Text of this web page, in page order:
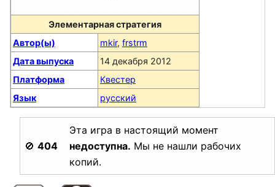
Элементарная стратегия
Автор(ы)
mkir, frstrm
Дата выпуска
14 декабря 2012
Платформа
Квестер
Язык
русский
🚫 404
Эта игра в настоящий момент
недоступна. Мы не нашли рабочих
копий.